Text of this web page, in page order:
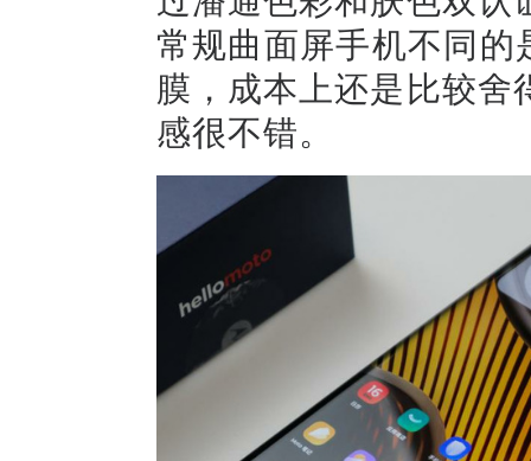
常规曲面屏手机不同
膜，成本上还是比较
感很不错。